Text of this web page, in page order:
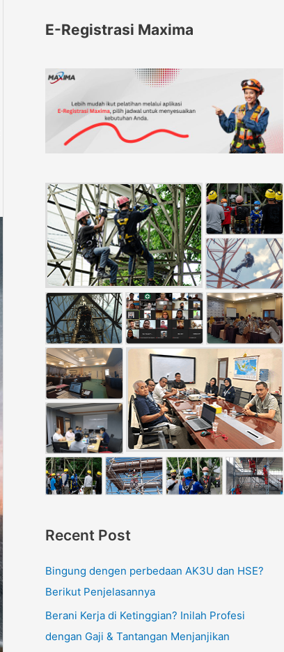
E-Registrasi Maxima
Recent Post
Bingung dengen perbedaan AK3U dan HSE?
Berikut Penjelasannya
Berani Kerja di Ketinggian? Inilah Profesi
dengan Gaji & Tantangan Menjanjikan